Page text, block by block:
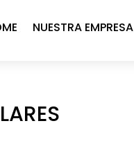
NUESTRA EMPRESA